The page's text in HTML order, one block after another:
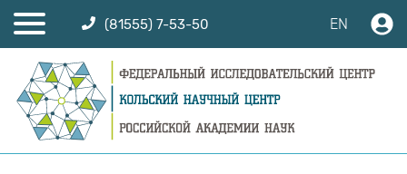
(81555) 7-53-50 EN